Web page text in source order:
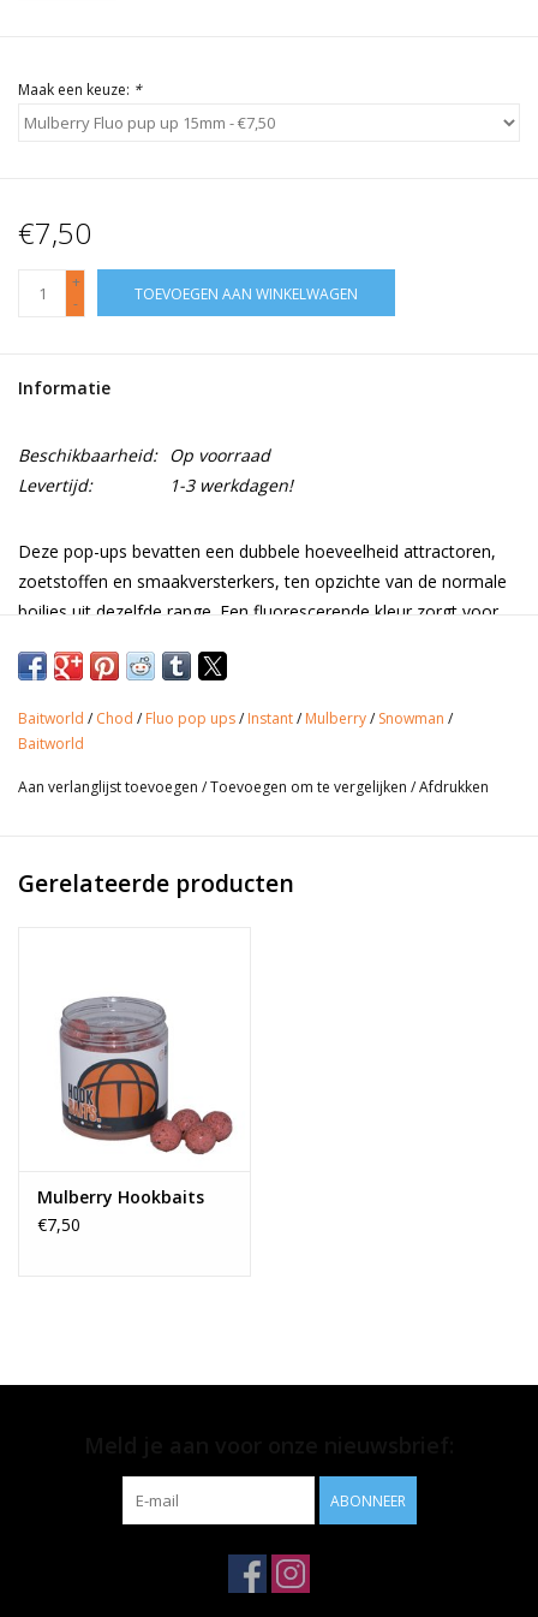
Maak een keuze: *
€7,50
+
-
TOEVOEGEN AAN WINKELWAGEN
Informatie
Beschikbaarheid: Op voorraad
Levertijd:
1-3 werkdagen!
Deze pop-ups bevatten een dubbele hoeveelheid attractoren,
zoetstoffen en smaakversterkers, ten opzichte van de normale
boilies uit dezelfde range. Een fluorescerende kleur zorgt voor
gebruiken als single haakaas of als snowman presentatie.
Inhoud: 150 ml
Kleur: roze
Baitworld / Chod / Fluo pop ups/ Instant/ Mulberry/ Snowman /
Baitworld
Aan verlanglijst toevoegen /Toevoegen om te vergelijken /Afdrukken
Gerelateerde producten
Mulberry Hookbaits
€7,50
ABONNEER